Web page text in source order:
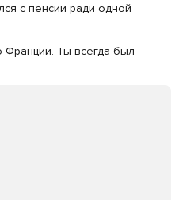
с пенсии ради одной
Франции. Ты всегда был